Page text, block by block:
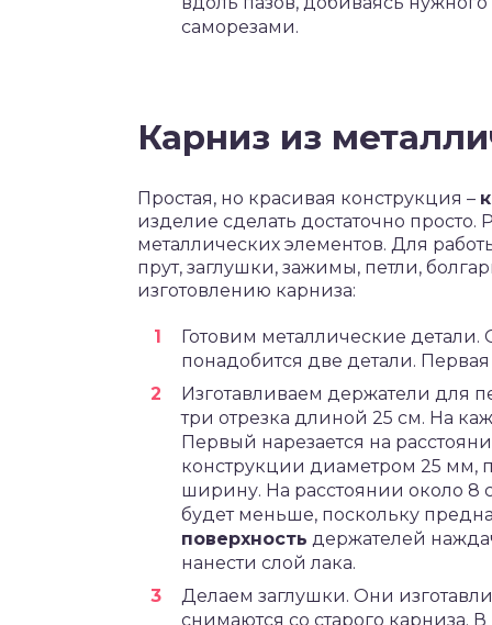
саморезами.
Карниз из
Простая, но красивая конструкция –
изделие сделать достаточно
металлических элементов. Для
прут, заглушки, зажимы, петли,
изготовлению карниза:
Готовим металлические
понадобится две детали.
Изготавливаем держатели для
три отрезка длиной 25 см. На
Первый нарезается на
конструкции диаметром 25 мм,
ширину. На расстоянии около 8
будет меньше, поскольку
поверхность держателей
нанести слой лака.
Делаем заглушки. Они
снимаются со старого карниза.